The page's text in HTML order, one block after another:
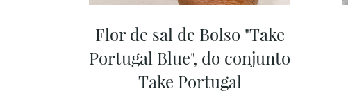
Flor de sal de Bolso "Take
Portugal Blue", do conjunto
Take Portugal